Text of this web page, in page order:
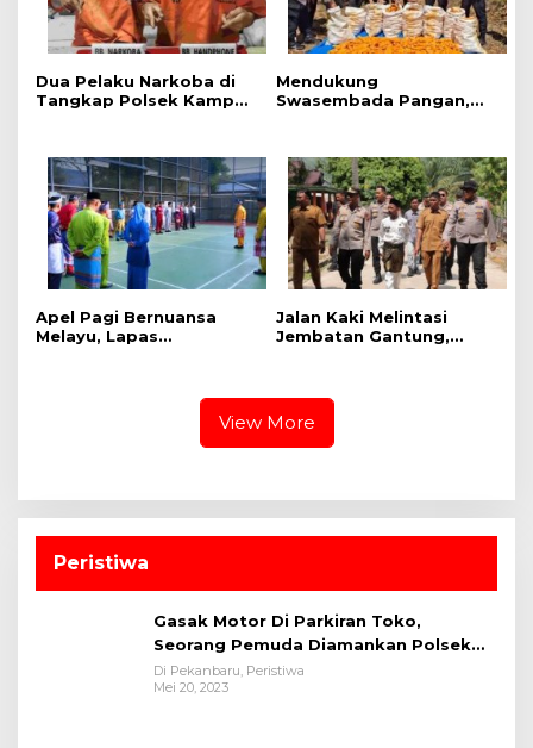
Dua Pelaku Narkoba di
Tangkap Polsek Kampar
Mendukung
Swasembada Pangan,
Lahan PT Yutani Suadiri
Apel Pagi Bernuansa
Melayu, Lapas
Jalan Kaki Melintasi
Jembatan Gantung,
Presisi
View More
Peristiwa
Gasak Motor Di Parkiran Toko,
Seorang Pemuda Diamankan Polsek
Bukit Raya
Di Pekanbaru, Peristiwa
Mei 20, 2023